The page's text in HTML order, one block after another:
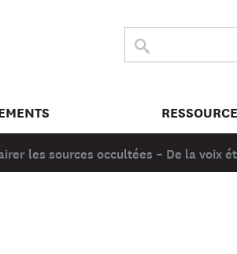
DANS
Submit
search
les sources occultées – De la voix